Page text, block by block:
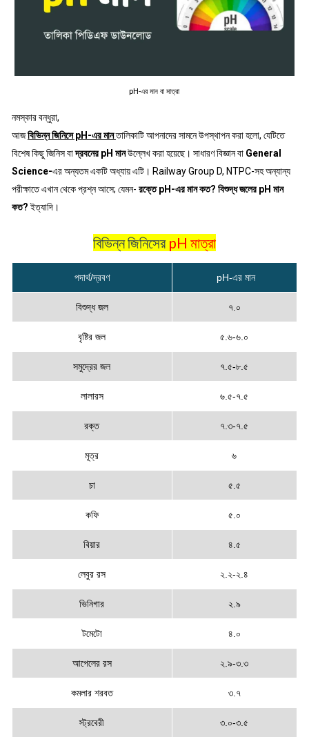
pH-এর মান বা মাত্রা
নমস্কার বন্ধুরা,
আজবিভিন্ন জিনিসে pH-এর মানতালিকাটি আপনাদের সামনে উপস্থাপন করা হলো, যেটিতে
বিশেষ কিছু জিনিস বাদ্রবনের pH মানউল্লেখ করা হয়েছে। সাধারণ বিজ্ঞান বা General
Science-এর অন্যতম একটি অধ্যায় এটি। Railway Group D, NTPC-সহ অন্যান্য
পরীক্ষাতে এখান থেকে প্রশ্ন আসে; যেমন- রক্তে pH-এর মান কত? বিশুদ্ধ জলের pH মান
কত?ইত্যাদি।
বিভিন্ন জিনিসের pH মাত্রা
পদার্থ/দ্রবণ pH-এর মান
বিশুদ্ধ জল ৭.০
বৃষ্টির জল ৫.৬-৬.০
সমুদ্রের জল ৭.৫-৮.৫
লালারস ৬.৫-৭.৫
রক্ত ৭.৩-৭.৫
মূত্র ৬
চা ৫.৫
কফি ৫.০
বিয়ার ৪.৫
লেবুর রস ২.২-২.৪
ভিনিগার ২.৯
টমেটো ৪.০
আপেলের রস ২.৯-৩.৩
কমলার শরবত ৩.৭
স্ট্রবেরী ৩.০-৩.৫